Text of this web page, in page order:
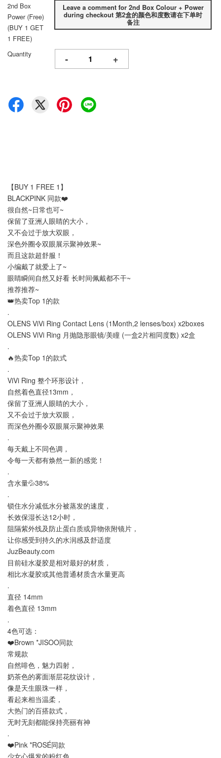
2nd Box
Power (Free)
(BUY 1 GET
1 FREE)
Leave a comment for 2nd Box Colour + Power
during checkout 第2盒的颜色和度数请在下单时
备注
Quantity - +
【BUY 1 FREE 1】
BLACKPINK 同款❤️
很自然~日常也可~
保留了亚洲人眼睛的大小，
又不会过于放大双眼，
深色外圈令双眼展示聚神效果~
而且这款超舒服！
小编戴了就爱上了~
眼睛瞬间自然又好看 长时间佩戴都不干~
推荐推荐~
👑热卖Top 1的款
.
OLENS ViVi Ring Contact Lens (1Month,2 lenses/box) x2boxes
OLENS ViVi Ring 月抛隐形眼镜/美瞳 (一盒2片相同度数) x2盒
.
🔥热卖Top 1的款式
.
ViVi Ring 整个环形设计，
自然着色直径13mm，
保留了亚洲人眼睛的大小，
又不会过于放大双眼，
而深色外圈令双眼展示聚神效果
.
每天戴上不同色调，
令每一天都有焕然一新的感觉！
.
含水量💦38%
.
锁住水分减低水分被蒸发的速度，
长效保湿长达12小时，
阻隔紫外线及防止蛋白质或异物依附镜片，
让你感受到持久的水润感及舒适度
JuzBeauty.com
目前硅水凝胶是相对最好的材质，
相比水凝胶或其他普通材质含水量更高
.
直径 14mm
着色直径 13mm
.
4色可选：
❤️Brown *JISOO同款
常规款
自然啡色，魅力四射，
奶茶色的雾面渐层花纹设计，
像是天生眼珠一样，
看起来相当温柔，
大热门的百搭款式，
无时无刻都能保持亮丽有神
.
❤️Pink *ROSÉ同款
少女心爆发的粉红色，